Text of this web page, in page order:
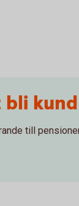
bli
till